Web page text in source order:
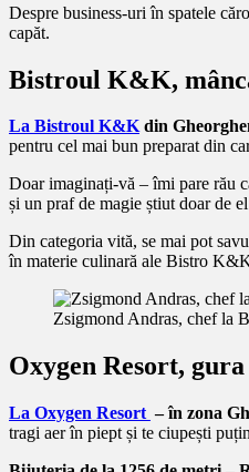
Despre business-uri în spatele
capăt.
Bistroul K&K,
La Bistroul K&Kdin
pentru cel mai bun preparat din
Doar imaginați-vă – îmi pare rău
și un praf de magie știut doar de
Din categoria vită, se mai pot
în materie culinară ale Bistro
Zsigmond Andras, chef la
Oxygen Resort,
La Oxygen Resort – în zona
tragi aer în piept și te ciupești